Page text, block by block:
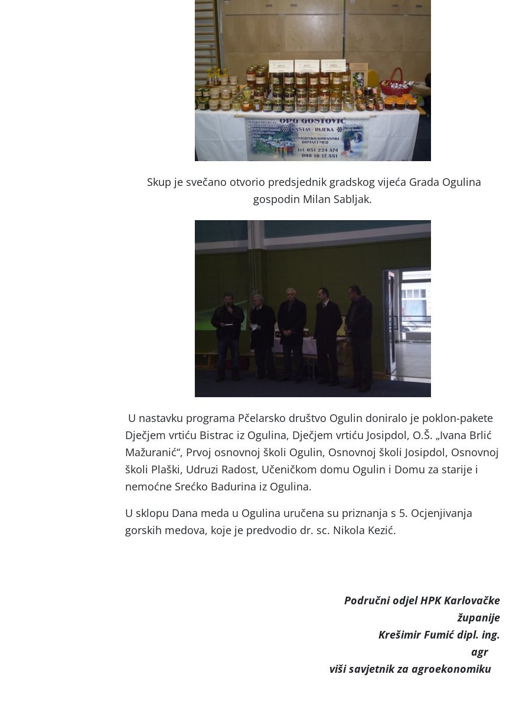
Skup je svečano otvorio predsjednik gradskog vijeća Grada Ogulina
gospodin Milan Sabljak.
U nastavku programa Pčelarsko društvo Ogulin doniralo je poklon-pakete
Dječjem vrtiću Bistrac iz Ogulina, Dječjem vrtiću Josipdol, O.Š. „Ivana Brlić
Mažuranić“, Prvoj osnovnoj školi Ogulin, Osnovnoj školi Josipdol, Osnovnoj
školi Plaški, Udruzi Radost, Učeničkom domu Ogulin i Domu za starije i
nemoćne Srećko Badurina iz Ogulina.
U sklopu Dana meda u Ogulina uručena su priznanja s 5. Ocjenjivanja
gorskih medova, koje je predvodio dr. sc. Nikola Kezić.
Područni odjel HPK Karlovačke
županije
Krešimir Fumić dipl. ing.
agr
viši savjetnik za agroekonomiku